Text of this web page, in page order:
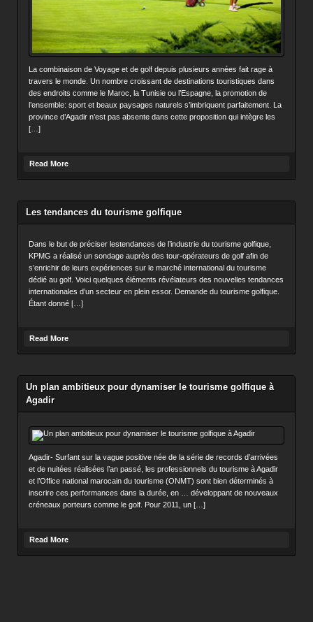
La combinaison de Voyage et de golf depuis plusieurs années fait rage à
travers le monde. Un nombre croissant de destinations touristiques dans
des endroits comme le Maroc, la Tunisie ou l’Espagne, la promotion de
l’ensemble: sport et beaux paysages naturels s’imbriquent parfaitement. La
province d’Agadir n’est pas absente dans cette proposition qui intègre les
[…]
Read More
Les tendances du tourisme golfique
Dans le but de préciser lestendances de l’industrie du tourisme golfique,
KPMG a réalisé un sondage auprès des tour-opérateurs de golf afin de
s’enrichir de leurs expériences sur le marché international du tourisme
dédié au golf. Voici quelques éléments révélateurs des nouvelles tendances
internationales d’un secteur en plein essor. Demande du tourisme golfique.
Étant donné […]
Read More
Un plan ambitieux pour dynamiser le tourisme golfique à
Agadir
Agadir- Surfant sur la vague positive née de la série de records d’arrivées
et de nuitées réalisées l’an passé, les professionnels du tourisme à Agadir
et l’Office national marocain du tourisme (ONMT) sont bien déterminés à
inscrire ces performances dans la durée, en … développant de nouveaux
créneaux porteurs comme le golf. Pour 2011, un […]
Read More